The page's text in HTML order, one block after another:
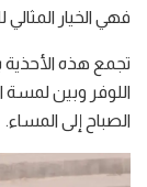
فهي الخيار المثالي
تجمع هذه
اللوفر وبين
الصباح إلى المساء.